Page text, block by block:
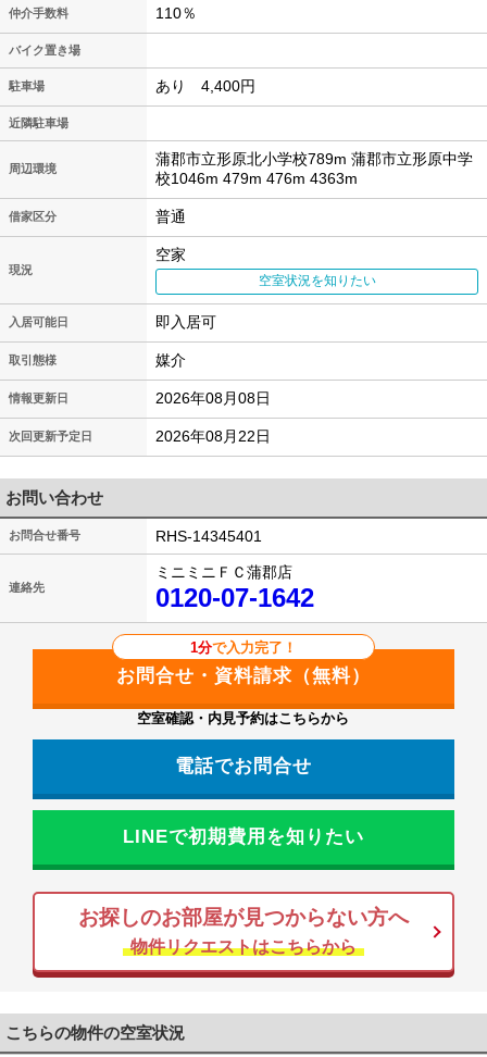
仲介手数料 110％
バイク置き場
駐車場 あり 4,400円
近隣駐車場
周辺環境
蒲郡市立形原北小学校789m 蒲郡市立形原中学
校1046m 479m 476m 4363m
借家区分 普通
現況
空家
空室状況を知りたい
入居可能日 即入居可
取引態様 媒介
情報更新日 2026年08月08日
次回更新予定日 2026年08月22日
お問い合わせ
お問合せ番号 RHS-14345401
連絡先
ミニミニＦＣ蒲郡店
0120-07-1642
1分で入力完了！
空室確認・内見予約はこちらから
電話でお問合せ
LINEで初期費用を知りたい
お探しのお部屋が見つからない方へ
物件リクエストはこちらから
こちらの物件の空室状況